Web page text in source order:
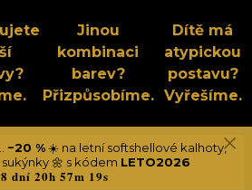
Jinou
kombinaci
barev?
Přizpůsobíme.
Dítě má
atypickou
postavu?
Vyřešíme.
−20 %☀️ na letní softshellové kalhoty,
🌼 s kódem LETO2026
8 dní 20h 57m 19s